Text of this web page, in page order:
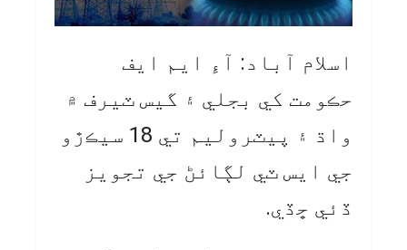
اسلام آباد: آءِ ايم ايف
حڪومت کي بجلي ۽ گيس ٽيرف ۾
واڌ ۽ پيٽروليم تي 18 سيڪڙو
جي ايس ٽي لڳائڻ جي تجويز
ڏئي ڇڏي.